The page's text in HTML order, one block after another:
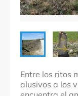
Entre los ritos
alusivos a los